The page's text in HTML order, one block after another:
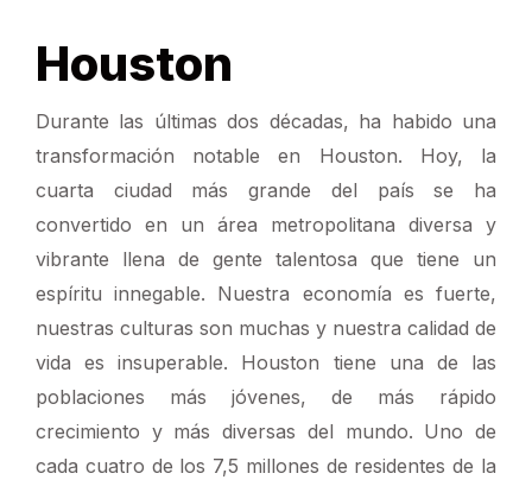
Houston
Durante las últimas dos décadas, ha habido una
transformación notable en Houston. Hoy, la
cuarta ciudad más grande del país se ha
convertido en un área metropolitana diversa y
vibrante llena de gente talentosa que tiene un
espíritu innegable. Nuestra economía es fuerte,
nuestras culturas son muchas y nuestra calidad de
vida es insuperable. Houston tiene una de las
poblaciones más jóvenes, de más rápido
crecimiento y más diversas del mundo. Uno de
cada cuatro de los 7,5 millones de residentes de la